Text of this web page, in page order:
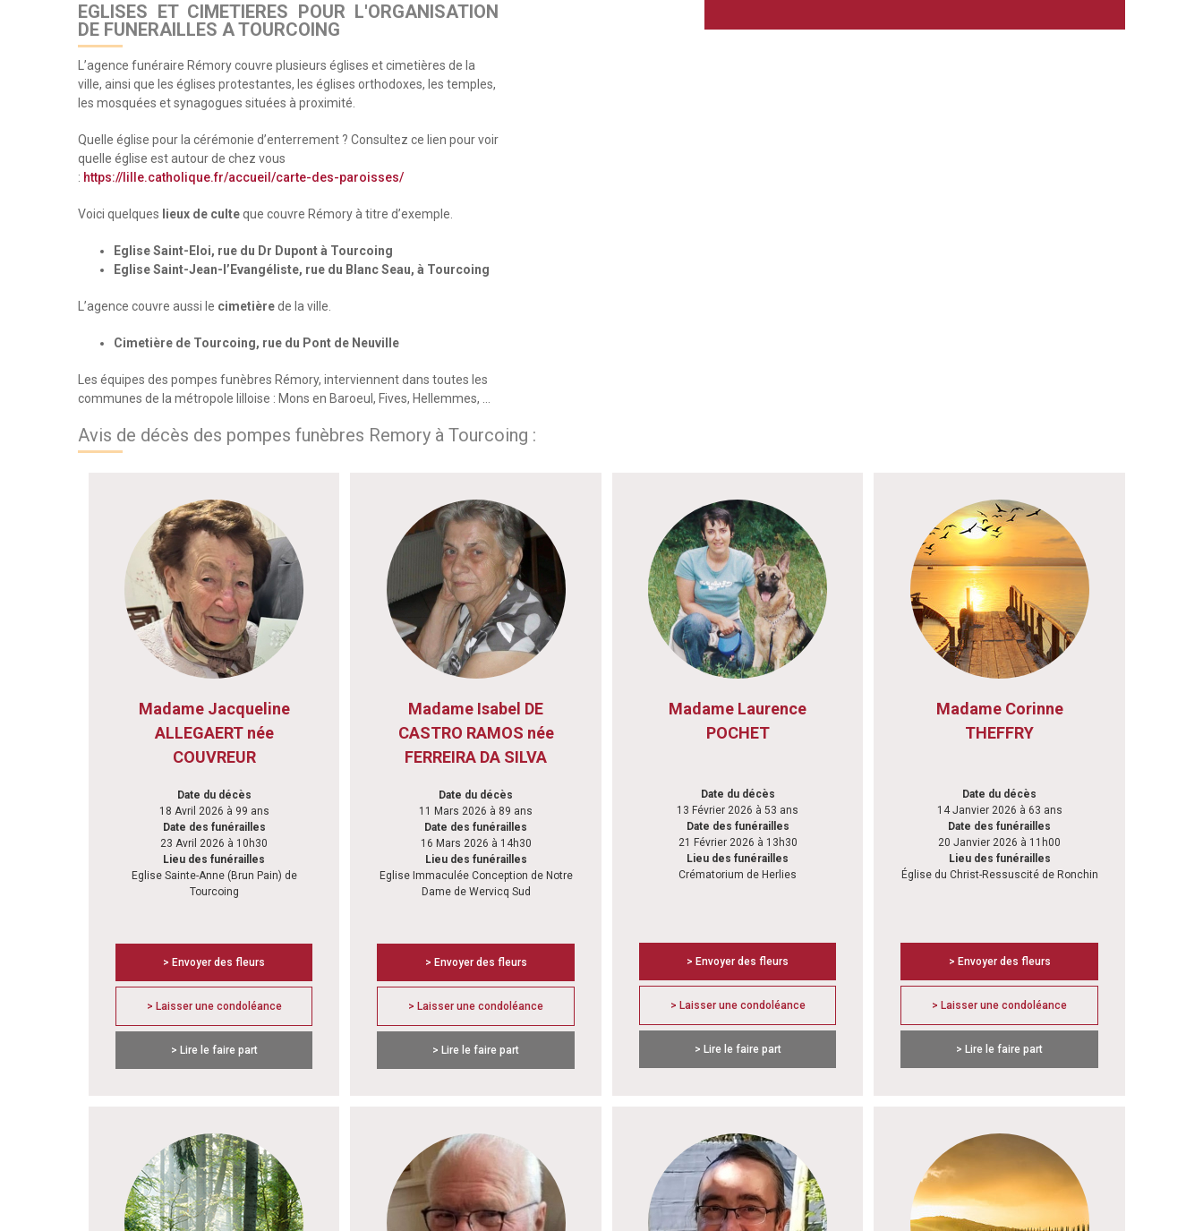
EGLISES ET CIMETIERES POUR L'ORGANISATION
DE FUNERAILLES A TOURCOING
L’agence funéraire Rémory couvre plusieurs églises et cimetières de la
ville, ainsi que les églises protestantes, les églises orthodoxes, les temples,
les mosquées et synagogues situées à proximité.
Quelle église pour la cérémonie d’enterrement ? Consultez ce lien pour voir
quelle église est autour de chez vous
: https://lille.catholique.fr/accueil/carte-des-paroisses/
Voici quelques lieux de culteque couvre Rémory à titre d’exemple.
Eglise Saint-Eloi, rue du Dr Dupont à Tourcoing
Eglise Saint-Jean-l’Evangéliste, rue du Blanc Seau, à Tourcoing
L’agence couvre aussi le cimetièrede la ville.
Cimetière de Tourcoing, rue du Pont de Neuville
Les équipes des pompes funèbres Rémory, interviennent dans toutes les
communes de la métropole lilloise : Mons en Baroeul, Fives, Hellemmes, …
Avis de décès des pompes funèbres Remory à Tourcoing :
Madame Jacqueline
ALLEGAERT née
COUVREUR
Date du décès
18 Avril 2026 à 99 ans
Date des funérailles
23 Avril 2026 à 10h30
Lieu des funérailles
Eglise Sainte-Anne (Brun Pain) de
Tourcoing
> Envoyer des fleurs
> Laisser une condoléance
> Lire le faire part
Madame Isabel DE
CASTRO RAMOS née
FERREIRA DA SILVA
Date du décès
11 Mars 2026 à 89 ans
Date des funérailles
16 Mars 2026 à 14h30
Lieu des funérailles
Eglise Immaculée Conception de Notre
Dame de Wervicq Sud
> Envoyer des fleurs
> Laisser une condoléance
> Lire le faire part
Madame Laurence
POCHET
Date du décès
13 Février 2026 à 53 ans
Date des funérailles
21 Février 2026 à 13h30
Lieu des funérailles
Crématorium de Herlies
> Envoyer des fleurs
> Laisser une condoléance
> Lire le faire part
Madame Corinne
THEFFRY
Date du décès
14 Janvier 2026 à 63 ans
Date des funérailles
20 Janvier 2026 à 11h00
Lieu des funérailles
Église du Christ-Ressuscité de Ronchin
> Envoyer des fleurs
> Laisser une condoléance
> Lire le faire part